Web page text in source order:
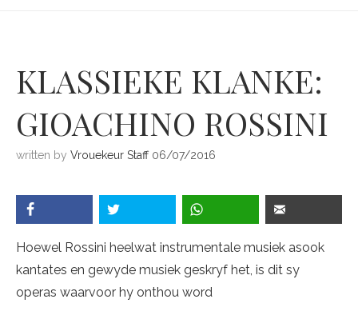
KLASSIEKE KLANKE:
GIOACHINO ROSSINI
written by Vrouekeur Staff 06/07/2016
Hoewel Rossini heelwat instrumentale musiek asook
kantates en gewyde musiek geskryf het, is dit sy
operas waarvoor hy onthou word